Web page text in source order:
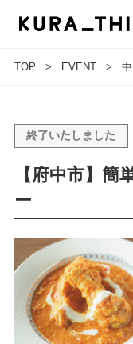
TOP EVENT
終了いたしました
【府中市】簡
ー